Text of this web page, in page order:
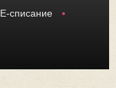
Е-списание